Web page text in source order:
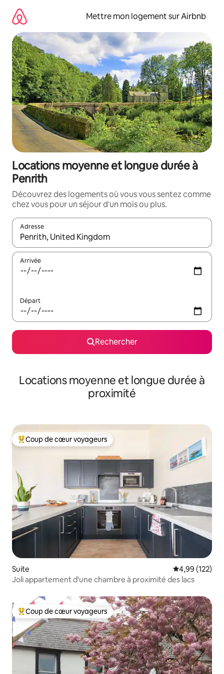
directement
contenu
Mettre mon logement sur Airbnb
Locations moyenne et longue durée à
Penrith
Découvrez des logements où vous vous sentez comme
chez vous pour un séjour d'un mois ou plus.
Adresse
Lorsque les résultats s'affichent, utilisez les flèches vers le
Arrivée
Départ
Rechercher
Locations moyenne et longue durée à
proximité
Coups de cœur voyageurs les plus appréciés
Coup de cœur voyageurs
Suite Évaluation
4,99 (122)
Joli appartement d'une chambre à proximité des lacs
Coups de cœur voyageurs les plus appréciés
Coup de cœur voyageurs